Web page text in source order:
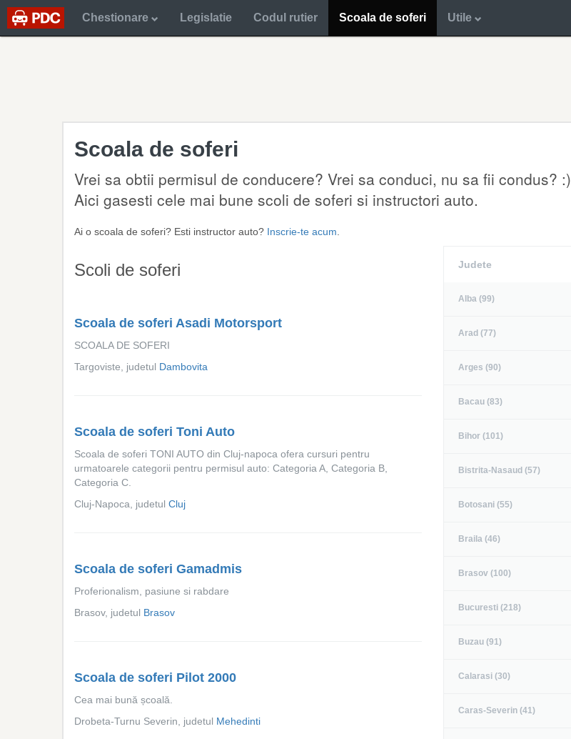
Chestionare Legislatie Codul rutier Scoala de soferi Utile
Scoala de soferi
Vrei sa obtii permisul de conducere? Vrei sa conduci, nu sa fii condus? :)
Aici gasesti cele mai bune scoli de soferi si instructori auto.
Ai o scoala de soferi? Esti instructor auto? Inscrie-te acum
Scoli de soferi
Scoala de soferi Asadi Motorsport
SCOALA DE SOFERI
Targoviste, judetul Dambovita
Scoala de soferi Toni Auto
Scoala de soferi TONI AUTO din Cluj-napoca ofera cursuri pentru
urmatoarele categorii pentru permisul auto: Categoria A, Categoria B,
Categoria C.
Cluj-Napoca, judetul Cluj
Scoala de soferi Gamadmis
Proferionalism, pasiune si rabdare
Brasov, judetul Brasov
Scoala de soferi Pilot 2000
Cea mai bună școală.
Drobeta-Turnu Severin, judetul Mehedinti
Judete
Alba (99)
Arad (77)
Arges (90)
Bacau (83)
Bihor (101)
Bistrita-Nasaud (57)
Botosani (55)
Braila (46)
Brasov (100)
Bucuresti (218)
Buzau (91)
Calarasi (30)
Caras-Severin (41)